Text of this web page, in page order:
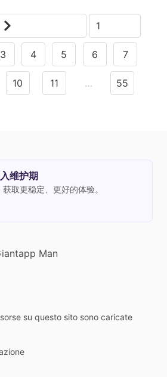
3 4 5 6 7
10 11 … 55
维护期
取更稳定、更好的体验。
Man
su questo sito sono caricate